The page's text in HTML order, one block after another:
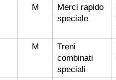
M
Merci rapido
speciale
M
Treni
combinati
speciali